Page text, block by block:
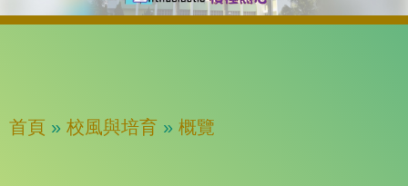
首頁 » 校風與培育 » 概覽